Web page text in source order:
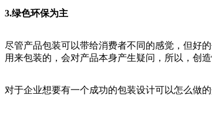
3.绿色环保为主
尽管产品包装可以带给消费者不同的感觉，但好
用来包装的，会对产品本身产生疑问，所以，创
对于企业想要有一个成功的包装设计可以怎么做